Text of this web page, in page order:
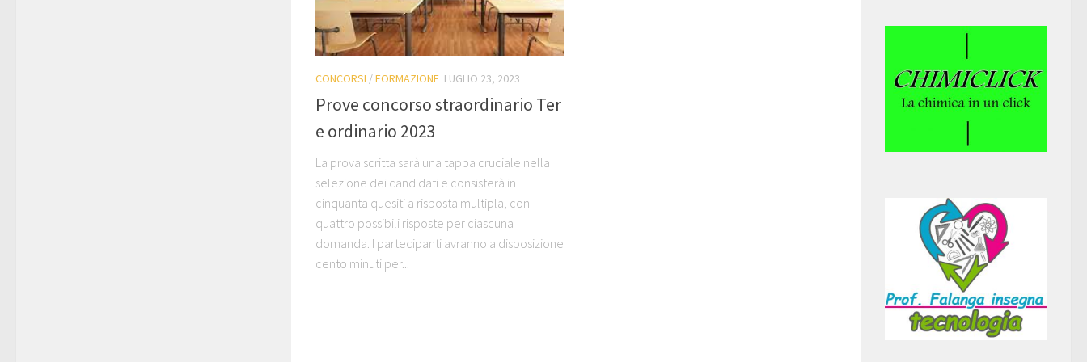
CONCORSI /FORMAZIONE LUGLIO 23, 2023
Prove concorso straordinario Ter
e ordinario 2023
La prova scritta sarà una tappa cruciale nella
selezione dei candidati e consisterà in
cinquanta quesiti a risposta multipla, con
quattro possibili risposte per ciascuna
domanda. I partecipanti avranno a disposizione
cento minuti per...